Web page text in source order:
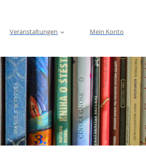
Veranstaltungen Mein Konto